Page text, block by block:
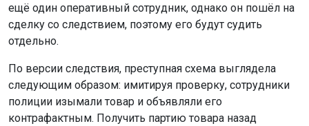
ещё один оперативный сотрудник, однако он пошёл на
сделку со следствием, поэтому его будут судить
отдельно.
По версии следствия, преступная схема выглядела
следующим образом: имитируя проверку, сотрудники
полиции изымали товар и объявляли его
контрафактным. Получить партию товара назад